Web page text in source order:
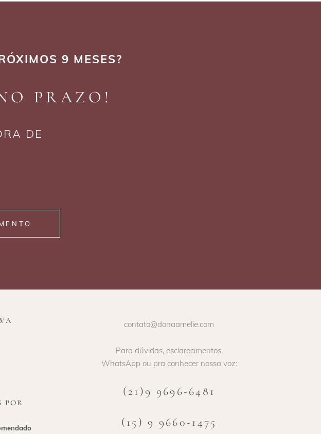
9 MESES?
PRAZO!
DE
POR
contato@donaamelie.com
Para dúvidas, esclarecimentos,
WhatsApp ou pra conhecer nossa voz:
(21)9 9696-6481
(15) 9 9660-1475